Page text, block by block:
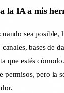
la IA a mis
sea posible,
bases de
que estés
permisos, pero la